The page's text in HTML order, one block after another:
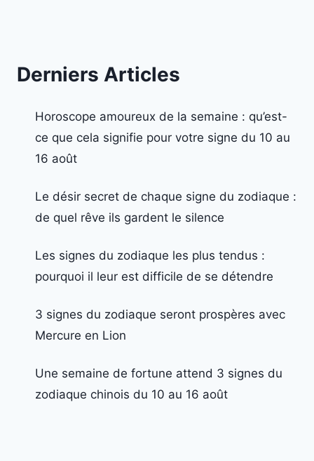
Derniers Articles
Horoscope amoureux de la semaine : qu’est-
ce que cela signifie pour votre signe du 10 au
16 août
Le désir secret de chaque signe du zodiaque :
de quel rêve ils gardent le silence
Les signes du zodiaque les plus tendus :
pourquoi il leur est difficile de se détendre
3 signes du zodiaque seront prospères avec
Mercure en Lion
Une semaine de fortune attend 3 signes du
zodiaque chinois du 10 au 16 août